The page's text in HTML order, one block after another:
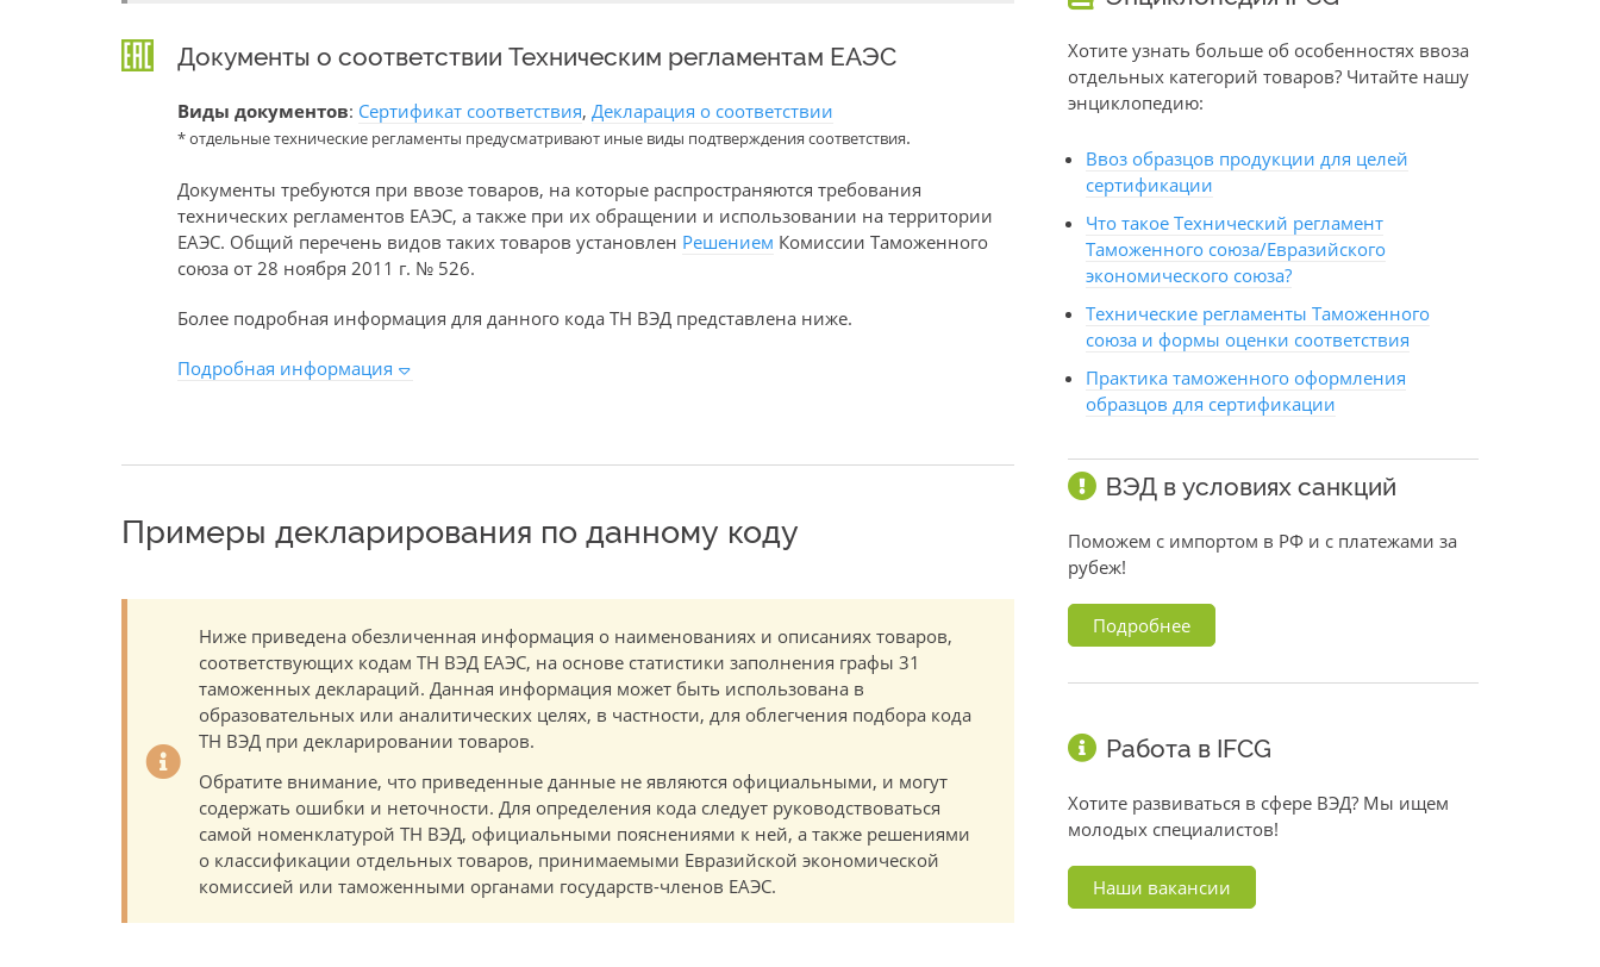
Документы о соответствии Техническим регламентам ЕАЭС
Виды документов: Сертификат соответствия, Декларация о соответствии
* отдельные технические регламенты предусматривают иные виды подтверждения соответствия.
Документы требуются при ввозе товаров, на которые распространяются требования
технических регламентов ЕАЭС, а также при их обращении и использовании на территории
ЕАЭС. Общий перечень видов таких товаров установлен Решением Комиссии Таможенного
союза от 28 ноября 2011 г. № 526.
Более подробная информация для данного кода ТН ВЭД представлена ниже.
Подробная информация
Примеры декларирования по данному коду
Ниже приведена обезличенная информация о наименованиях и описаниях товаров,
соответствующих кодам ТН ВЭД ЕАЭС, на основе статистики заполнения графы 31
таможенных деклараций. Данная информация может быть использована в
образовательных или аналитических целях, в частности, для облегчения подбора кода
ТН ВЭД при декларировании товаров.
Обратите внимание, что приведенные данные не являются официальными, и могут
содержать ошибки и неточности. Для определения кода следует руководствоваться
самой номенклатурой ТН ВЭД, официальными пояснениями к ней, а также решениями
о классификации отдельных товаров, принимаемыми Евразийской экономической
комиссией или таможенными органами государств-членов ЕАЭС.
Хотите узнать больше об особенностях ввоза
отдельных категорий товаров? Читайте нашу
энциклопедию:
Ввоз образцов продукции для целей
сертификации
Что такое Технический регламент
Таможенного союза/Евразийского
экономического союза?
Технические регламенты Таможенного
союза и формы оценки соответствия
Практика таможенного оформления
образцов для сертификации
ВЭД в условиях санкций
Поможем с импортом в РФ и с платежами за
рубеж!
Подробнее
Работа в IFCG
Хотите развиваться в сфере ВЭД? Мы ищем
молодых специалистов!
Наши вакансии